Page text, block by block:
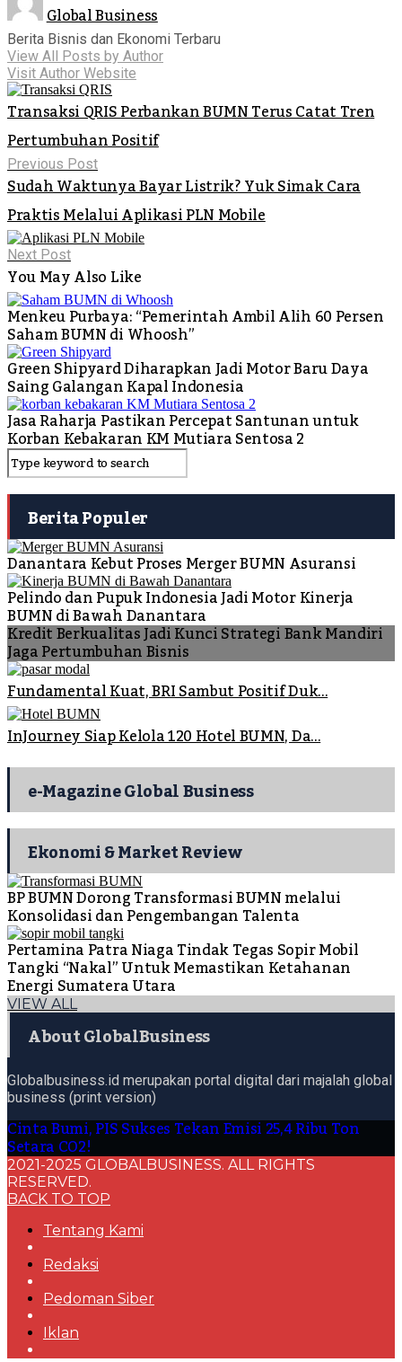
Global Business
Berita Bisnis dan Ekonomi Terbaru
View All Posts by Author
Visit Author Website
Transaksi QRIS Perbankan BUMN Terus Catat Tren
Pertumbuhan Positif
Previous Post
Sudah Waktunya Bayar Listrik? Yuk Simak Cara
Praktis Melalui Aplikasi PLN Mobile
Next Post
You May Also Like
Menkeu Purbaya: “Pemerintah Ambil Alih 60 Persen
Saham BUMN di Whoosh”
Green Shipyard Diharapkan Jadi Motor Baru Daya
Saing Galangan Kapal Indonesia
Jasa Raharja Pastikan Percepat Santunan untuk
Korban Kebakaran KM Mutiara Sentosa 2
Berita Populer
Danantara Kebut Proses Merger BUMN Asuransi
Pelindo dan Pupuk Indonesia Jadi Motor Kinerja
BUMN di Bawah Danantara
Kredit Berkualitas Jadi Kunci Strategi Bank Mandiri
Jaga Pertumbuhan Bisnis
Fundamental Kuat, BRI Sambut Positif Duk...
InJourney Siap Kelola 120 Hotel BUMN, Da...
e-Magazine Global Business
Ekonomi & Market Review
BP BUMN Dorong Transformasi BUMN melalui
Konsolidasi dan Pengembangan Talenta
Pertamina Patra Niaga Tindak Tegas Sopir Mobil
Tangki “Nakal” Untuk Memastikan Ketahanan
Energi Sumatera Utara
VIEW ALL
About GlobalBusiness
Globalbusiness.id merupakan portal digital dari majalah global
business (print version)
Cinta Bumi, PIS Sukses Tekan Emisi 25,4 Ribu Ton
Setara CO2!
2021-2025 GLOBALBUSINESS. ALL RIGHTS
RESERVED.
BACK TO TOP
Tentang Kami
Redaksi
Pedoman Siber
Iklan